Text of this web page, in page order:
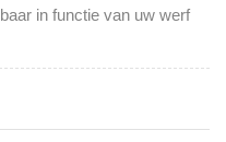
in functie van uw werf